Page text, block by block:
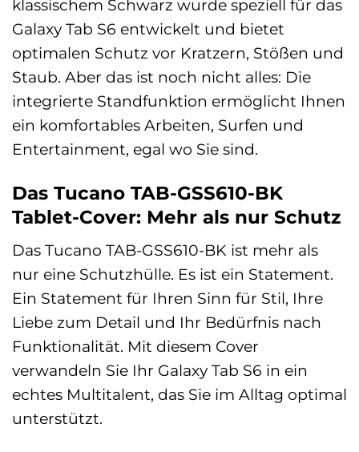
klassischem Schwarz wurde speziell für das
Galaxy Tab S6 entwickelt und bietet
optimalen Schutz vor Kratzern, Stößen und
Staub. Aber das ist noch nicht alles: Die
integrierte Standfunktion ermöglicht Ihnen
ein komfortables Arbeiten, Surfen und
Entertainment, egal wo Sie sind.
Das Tucano TAB-GSS610-BK
Tablet-Cover: Mehr als nur Schutz
Das Tucano TAB-GSS610-BK ist mehr als
nur eine Schutzhülle. Es ist ein Statement.
Ein Statement für Ihren Sinn für Stil, Ihre
Liebe zum Detail und Ihr Bedürfnis nach
Funktionalität. Mit diesem Cover
verwandeln Sie Ihr Galaxy Tab S6 in ein
echtes Multitalent, das Sie im Alltag optimal
unterstützt.